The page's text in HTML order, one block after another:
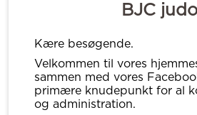
BJC
Kære besøgende.
Velkommen til vores
sammen med vores
primære knudepunkt for al
og administration.